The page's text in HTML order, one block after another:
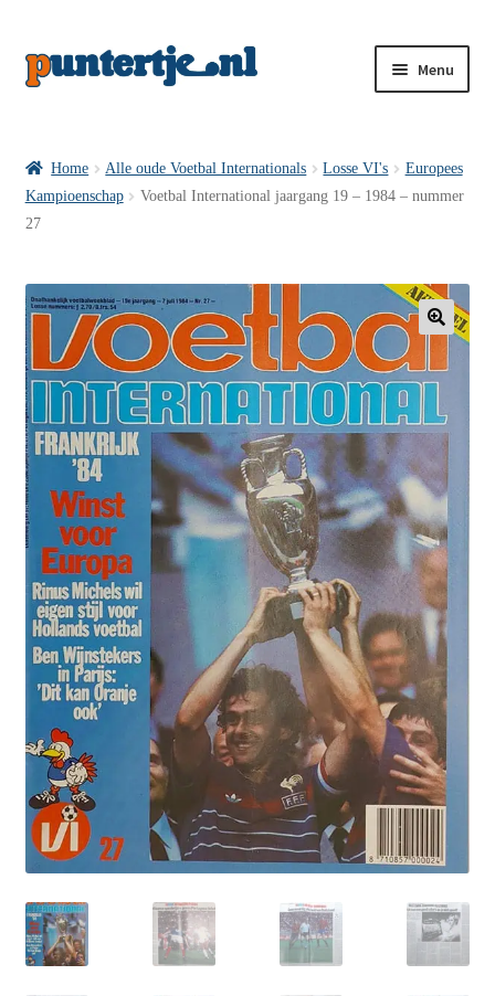
Menu
VI’s met Hollandse Velden
VI’s met Posters
Wie is puntertje
Puntertjes
Contact
Home Alle oude Voetbal Internationals Losse VI's
Europees
Kampioenschap
Voetbal International jaargang 19 – 1984 – nummer
27